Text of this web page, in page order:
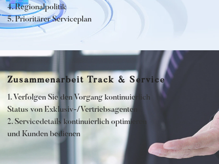
4. Regionalpolitik
5. Prioritärer Serviceplan
Zusammenarbeit Track & Service
1. Verfolgen Sie den Vorgang kontinuierlich
Status von Exklusiv-/Vertriebsagenten
2. Servicedetails kontinuierlich optimieren
und Kunden bedienen